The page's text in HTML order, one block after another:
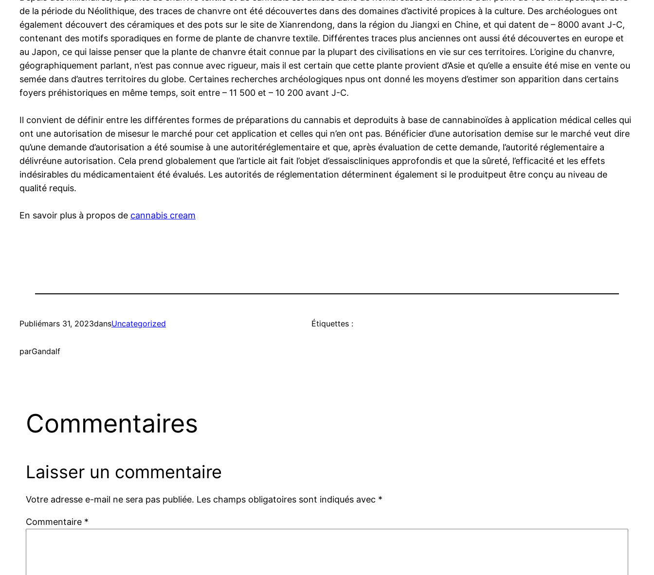
de la période du Néolithique, des traces de chanvre ont été découvertes dans des domaines d’activité propices à la culture. Des archéologues ont
également découvert des céramiques et des pots sur le site de Xianrendong, dans la région du Jiangxi en Chine, et qui datent de – 8000 avant J-C,
contenant des motifs sporadiques en forme de plante de chanvre textile. Différentes traces plus anciennes ont aussi été découvertes en europe et
au Japon, ce qui laisse penser que la plante de chanvre était connue par la plupart des civilisations en vie sur ces territoires. L’origine du chanvre,
géographiquement parlant, n’est pas connue avec rigueur, mais il est certain que cette plante provient d’Asie et qu’elle a ensuite été mise en vente ou
semée dans d’autres territoires du globe. Certaines recherches archéologiques npus ont donné les moyens d’estimer son apparition dans certains
foyers préhistoriques en même temps, soit entre – 11 500 et – 10 200 avant J-C.
Il convient de définir entre les différentes formes de préparations du cannabis et deproduits à base de cannabinoïdes à application médical celles qui
ont une autorisation de misesur le marché pour cet application et celles qui n’en ont pas. Bénéficier d’une autorisation demise sur le marché veut dire
qu’une demande d’autorisation a été soumise à une autoritéréglementaire et que, après évaluation de cette demande, l’autorité réglementaire a
délivréune autorisation. Cela prend globalement que l’article ait fait l’objet d’essaiscliniques approfondis et que la sûreté, l’efficacité et les effets
indésirables du médicamentaient été évalués. Les autorités de réglementation déterminent également si le produitpeut être conçu au niveau de
qualité requis.
En savoir plus à propos de cannabis cream
Publiémars 31, 2023dansUncategorized
parGandalf
Étiquettes :
Commentaires
Laisser un commentaire
Votre adresse e-mail ne sera pas publiée. Les champs obligatoires sont indiqués avec *
Commentaire *